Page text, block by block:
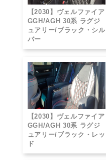
【2030】ヴェルファイア
GGH/AGH 30系 ラグジ
ュアリー/ブラック・シル
バー
【2030】ヴェルファイア
GGH/AGH 30系 ラグジ
ュアリー/ブラック・レッ
ド